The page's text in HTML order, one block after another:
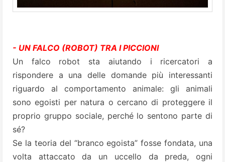
- UN FALCO (ROBOT) TRA I PICCIONI
Un falco robot sta aiutando i ricercatori a
rispondere a una delle domande più interessanti
riguardo al comportamento animale: gli animali
sono egoisti per natura o cercano di proteggere il
proprio gruppo sociale, perché lo sentono parte di
sé?
Se la teoria del “branco egoista” fosse fondata, una
volta attaccato da un uccello da preda, ogni